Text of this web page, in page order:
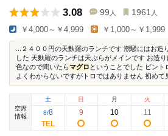
3.08 99 人 1961 人
￥4,000～￥4,999 ￥1,000～￥1,999
...２４００円の天麩羅のランチです 潮騒にはお造
した 天麩羅のランチは天ぷらがメインです お造り
色なので聞いたらマグロ ということでした ビン
よくわからないですがトロではありません 初めて
空席
情報
土
8/8
日
9
月
10
火
11